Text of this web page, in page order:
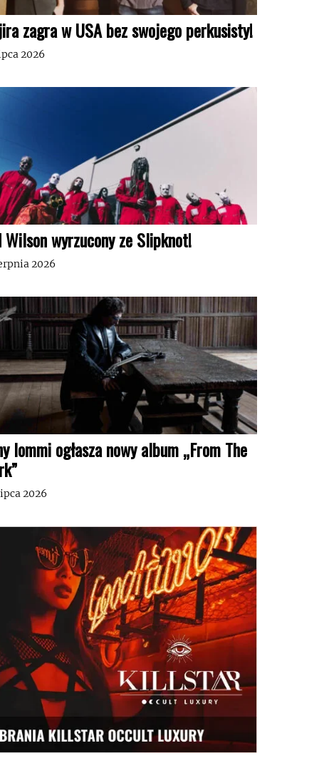
zagra w USA bez swojego perkusisty!
2026
Wilson wyrzucony ze Slipknot!
2026
Iommi ogłasza nowy album „From The
2026